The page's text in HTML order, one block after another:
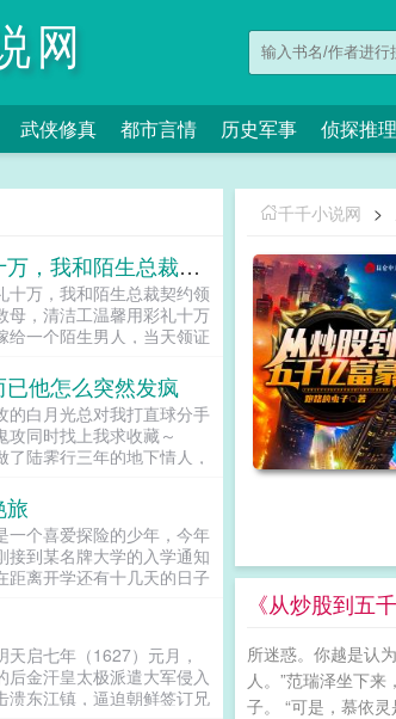
网
武侠修真 都市言情 历史军事 侦探推理
千千小说网 >
《从炒股到五
所迷惑。你越是认
人。”范瑞泽坐下
子。 “可是，慕依
彩礼十万，我和陌生总裁契约领证了
十万，我和陌生总裁契约领
母，清洁工温馨用彩礼十万
给一个陌生男人，当天领证
自行车就来领证。都说防火
蜜，可她天天就防他。喂！
了臭豆腐必须刷牙！喂！女
用了要消毒呀！有人说，总
表人才，不近女色，是南城
又穷又闷骚直到真相大白
，你家老公的胡子飞了！
，你家老公脸上的刀疤移位
温馨你家老公开的竟然是迈
温馨看着人群中簇拥的俊美
拳头...
已他怎么突然发疯
的白月光总对我打直球分手
攻同时找上我求收藏～
了陆霁行三年的地下情人，
也知道自己是替身。 但
信邪，非要让金主喜欢...
旅
一个喜爱探险的少年，今年
接到某名牌大学的入学通知
距离开学还有十几天的日子
，有一种瓷器是诸窑之冠却
确定它的窑址。一片柴瓷值
着...
天启七年（1627）元月，
后金汗皇太极派遣大军侵入
溃东江镇，逼迫朝鲜签订兄